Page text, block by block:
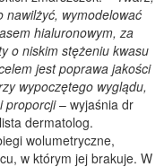
nawilżyć, wymodelować
hialuronowym, za
o niskim stężeniu kwasu
jest poprawa jakości
wypoczętego wyglądu,
proporcji– wyjaśnia dr
dermatolog.
wolumetryczne,
w którym jej brakuje. W